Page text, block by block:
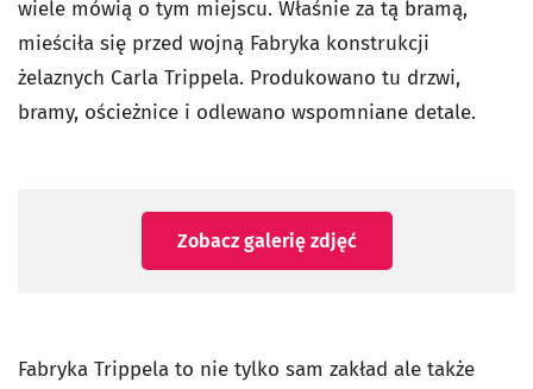
wiele mówią o tym miejscu. Właśnie za tą bramą,
mieściła się przed wojną Fabryka konstrukcji
żelaznych Carla Trippela. Produkowano tu drzwi,
bramy, ościeżnice i odlewano wspomniane detale.
Zobacz galerię zdjęć
Fabryka Trippela to nie tylko sam zakład ale także